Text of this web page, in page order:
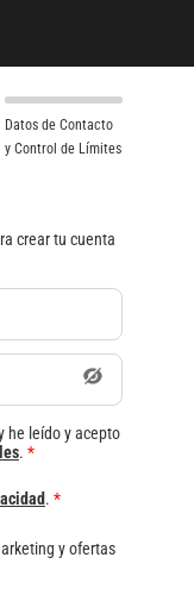
Datos de Contacto
y Control de Límites
crear tu cuenta
he leído y acepto
. *
. *
y ofertas